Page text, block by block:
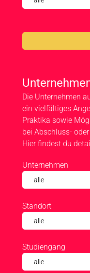
Die Unternehmen
ein vielfältiges
Praktika sowie
bei Abschluss-
Hier findest du
Unternehmen
Standort
Studiengang